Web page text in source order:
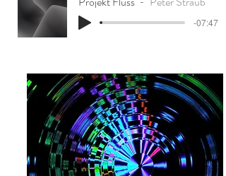
-07:47